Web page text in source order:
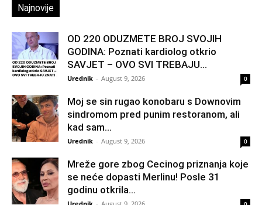
Najnovije
OD 220 ODUZMETE BROJ SVOJIH
GODINA: Poznati kardiolog otkrio
SAVJET – OVO SVI TREBAJU...
Urednik - August 9, 2026 0
Moj se sin rugao konobaru s Downovim
sindromom pred punim restoranom, ali
kad sam...
Urednik - August 9, 2026 0
Mreže gore zbog Cecinog priznanja koje
se neće dopasti Merlinu! Posle 31
godinu otkrila...